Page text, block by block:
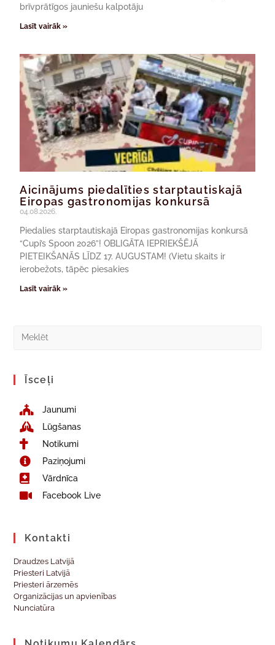
brīvprātīgos jauniešu kalpotāju
Lasīt vairāk »
Aicinājums piedalīties starptautiskajā
Eiropas gastronomijas konkursā
04.08.2026.
Piedalies starptautiskajā Eiropas gastronomijas konkursā
“Cupi’s Spoon 2026”! OBLIGĀTA IEPRIEKŠĒJĀ
PIETEIKŠANĀS LĪDZ 17. AUGUSTAM! (Vietu skaits ir
ierobežots, tāpēc piesakies
Lasīt vairāk »
Īsceļi
Jaunumi
Lūgšanas
Notikumi
Paziņojumi
Vārdnīca
Facebook Live
Kontakti
Draudzes Latvijā
Priesteri Latvijā
Priesteri ārzemēs
Organizācijas un apvienības
Nunciatūra